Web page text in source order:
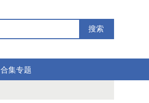
搜索
合集专题